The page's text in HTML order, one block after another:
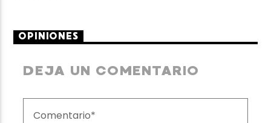
OPINIONES
DEJA UN COMENTARIO